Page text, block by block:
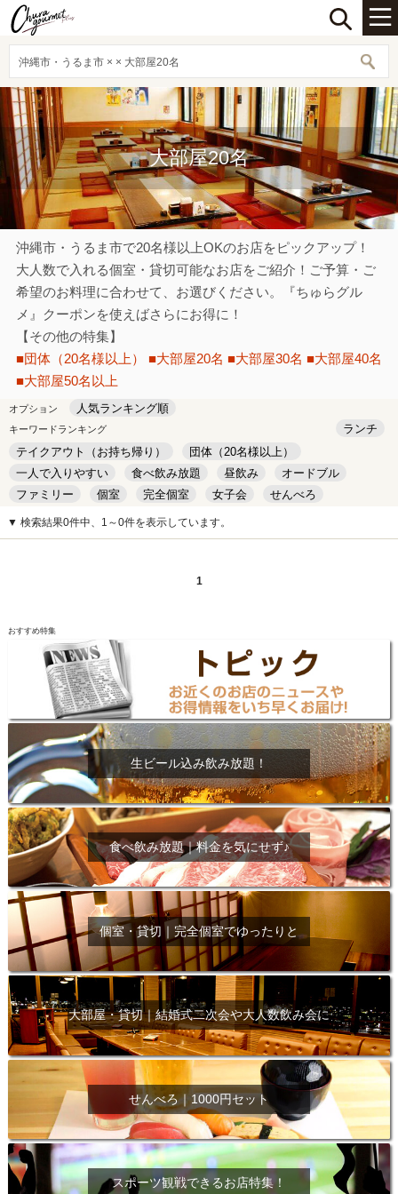
沖縄市・うるま市 × × 大部屋20名
大部屋20名
沖縄市・うるま市で20名様以上OKのお店をピックアップ！
大人数で入れる個室・貸切可能なお店をご紹介！ご予算・ご
希望のお料理に合わせて、お選びください。『ちゅらグル
メ』クーポンを使えばさらにお得に！
【その他の特集】
■団体（20名様以上）
■大部屋20名 ■大部屋30名 ■大部屋40名
■大部屋50名以上
オプション 人気ランキング順
キーワードランキング
ランチ
テイクアウト（お持ち帰り）
団体（20名様以上）
一人で入りやすい
食べ飲み放題 昼飲み
オードブル
ファミリー
個室 完全個室 女子会
せんべろ
キッズルーム
安い デート
▼ 検索結果0件中、1～0件を表示しています。
1
おすすめ特集
生ビール込み飲み放題！
食べ飲み放題｜料金を気にせず♪
個室・貸切｜完全個室でゆったりと
大部屋・貸切｜結婚式二次会や大人数飲み会に
せんべろ｜1000円セット
スポーツ観戦できるお店特集！